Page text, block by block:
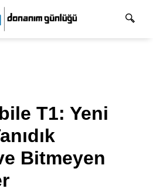
T1: Yeni
Bitmeyen